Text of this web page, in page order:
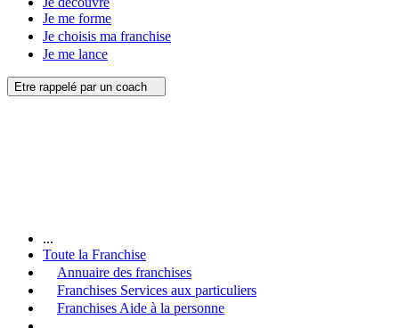
Je me forme
Je choisis ma franchise
Je me lance
Etre rappelé par un coach
...
Toute la Franchise
Annuaire des franchises
Franchises Services aux particuliers
Franchises Aide à la personne